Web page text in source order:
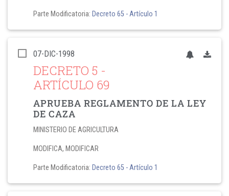
Parte Modificatoria: Decreto 65 - Artículo 1
07-DIC-1998
DECRETO 5 -
ARTÍCULO 69
APRUEBA REGLAMENTO DE LA LEY
DE CAZA
MINISTERIO DE AGRICULTURA
MODIFICA, MODIFICAR
Parte Modificatoria: Decreto 65 - Artículo 1